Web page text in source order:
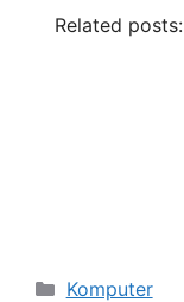
Related posts:
Categories
Komputer